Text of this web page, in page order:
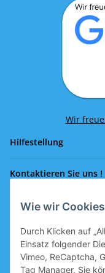
Wie wir
Durch Klicken auf
Einsatz folgender
Vimeo, ReCaptcha,
Tag Manager. Sie
Wir
Hilfestellung
Kontaktieren Sie uns !
Rufen
Mitglied der WKO